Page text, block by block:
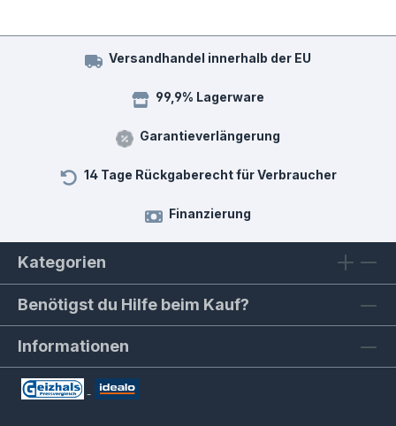
Versandhandel innerhalb der EU
99,9% Lagerware
Garantieverlängerung
14 Tage Rückgaberecht für Verbraucher
Finanzierung
Kategorien
Benötigst du Hilfe beim Kauf?
Informationen